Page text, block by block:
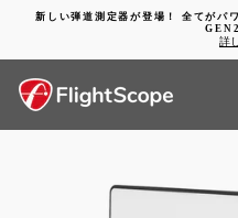
ン
新しい弾道測定器が登場！ 全てがパ
詳